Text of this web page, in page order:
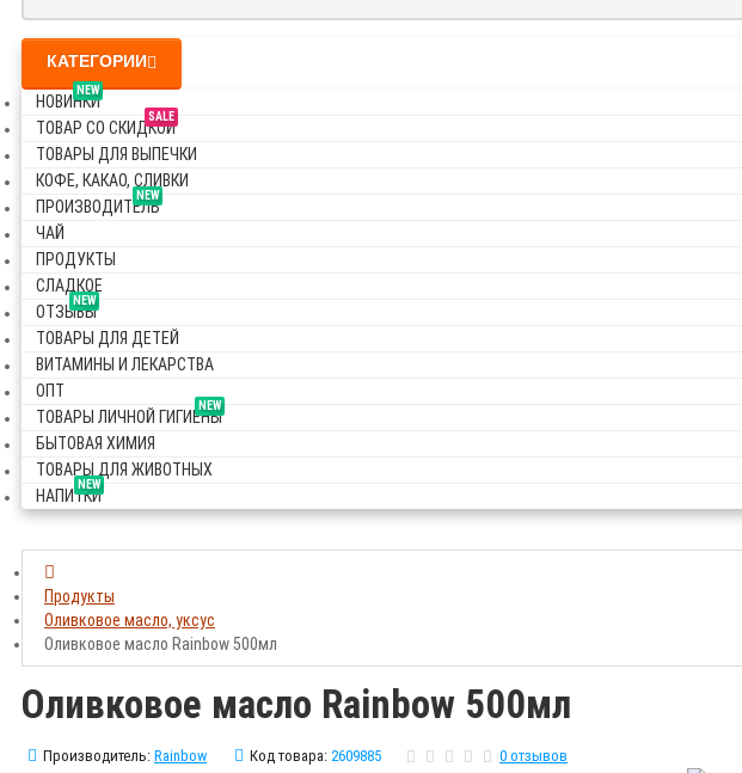
КАТЕГОРИИ
NEW
НОВИНКИ
SALE
ТОВАР СО СКИДКОЙ
ТОВАРЫ ДЛЯ ВЫПЕЧКИ
КОФЕ, КАКАО, СЛИВКИ
NEW
ПРОИЗВОДИТЕЛЬ
ЧАЙ
ПРОДУКТЫ
СЛАДКОЕ
NEW
ОТЗЫВЫ
ТОВАРЫ ДЛЯ ДЕТЕЙ
ВИТАМИНЫ И ЛЕКАРСТВА
ОПТ
NEW
ТОВАРЫ ЛИЧНОЙ ГИГИЕНЫ
БЫТОВАЯ ХИМИЯ
ТОВАРЫ ДЛЯ ЖИВОТНЫХ
NEW
НАПИТКИ
Продукты
Оливковое масло, уксус
Оливковое масло Rainbow 500мл
Оливковое масло Rainbow 500мл
Производитель: Rainbow Код товара: 2609885 0 отзывов